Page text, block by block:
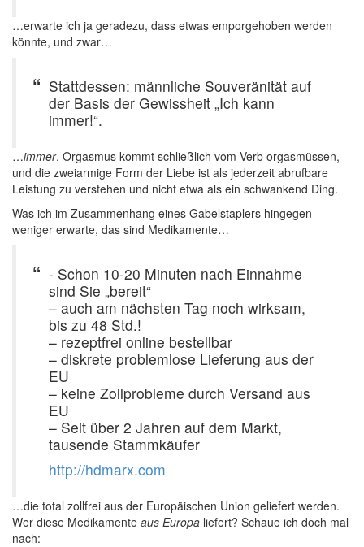
…erwarte ich ja geradezu, dass etwas emporgehoben werden
könnte, und zwar…
Stattdessen: männliche Souveränität auf
der Basis der Gewissheit „Ich kann
immer!“.
…immer. Orgasmus kommt schließlich vom Verb orgasmüssen,
und die zweiarmige Form der Liebe ist als jederzeit abrufbare
Leistung zu verstehen und nicht etwa als ein schwankend Ding.
Was ich im Zusammenhang eines Gabelstaplers hingegen
weniger erwarte, das sind Medikamente…
- Schon 10-20 Minuten nach Einnahme
sind Sie „bereit“
– auch am nächsten Tag noch wirksam,
bis zu 48 Std.!
– rezeptfrei online bestellbar
– diskrete problemlose Lieferung aus der
EU
– keine Zollprobleme durch Versand aus
EU
– Seit über 2 Jahren auf dem Markt,
tausende Stammkäufer
http://hdmarx.com
…die total zollfrei aus der Europäischen Union geliefert werden.
Wer diese Medikamente aus Europa liefert? Schaue ich doch mal
nach: